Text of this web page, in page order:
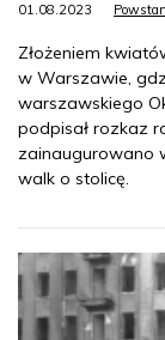
01.08.2023
Złożeniem
w Warszawie,
warszawskiego
podpisał rozkaz
zainaugurowano
walk o stolicę.